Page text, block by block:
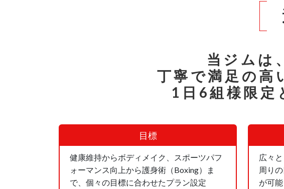
当ジムは
丁寧で満足の高
1日6組様限定
目標
健康維持からボディメイク、スポーツパフ
ォーマンス向上から護身術（Boxing）ま
で、個々の目標に合わせたプラン設定
広々
周り
が可能